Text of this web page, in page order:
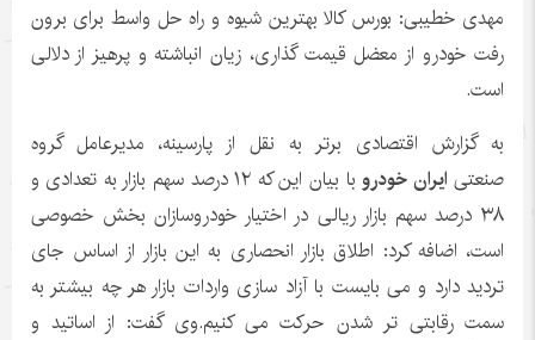
مهدی خطیبی: بورس کالا بهترین شیوه و راه حل واسط برای برون
رفت خودرو از معضل قیمت گذاری، زیان انباشته و پرهیز از دلالی
است.
به گزارش اقتصادی برتر به نقل از پارسینه، مدیرعامل گروه
صنعتی ایران خودرو
با بیان این که ۱۲ درصد سهم بازار به تعدادی و
۳۸ درصد سهم بازار ریالی در اختیار خودروسازان بخش خصوصی
است، اضافه کرد: اطلاق بازار انحصاری به این بازار از اساس جای
تردید دارد و می بایست با آزاد سازی واردات بازار هر چه بیشتر به
سمت رقابتی تر شدن حرکت می کنیم.وی گفت: از اساتید و